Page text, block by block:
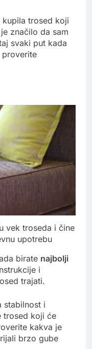
kupila trosed koji
značilo da sam
svaki put kada
vek troseda i čine
upotrebu
birate najbolji
i
trajati.
stabilnost i
trosed koji će
kakva je
brzo gube